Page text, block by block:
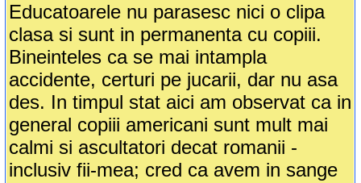
Educatoarele nu parasesc nici o clipa
clasa si sunt in permanenta cu copiii.
Bineinteles ca se mai intampla
accidente, certuri pe jucarii, dar nu asa
des. In timpul stat aici am observat ca in
general copiii americani sunt mult mai
calmi si ascultatori decat romanii -
inclusiv fii-mea; cred ca avem in sange